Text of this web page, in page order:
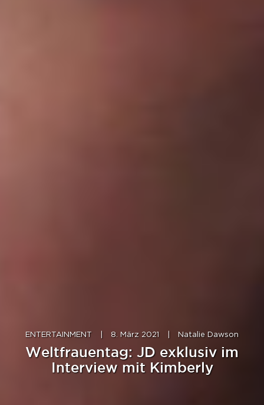
ENTERTAINMENT 8. März 2021 Natalie Dawson
Weltfrauentag: JD exklusiv im
Interview mit Kimberly